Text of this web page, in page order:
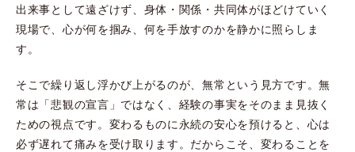
出来事として遠ざけず、身体・関係・共同体がほどけていく
現場で、心が何を掴み、何を手放すのかを静かに照らしま
す。
そこで繰り返し浮かび上がるのが、無常という見方です。無
常は「悲観の宣言」ではなく、経験の事実をそのまま見抜く
ための視点です。変わるものに永続の安心を預けると、心は
必ず遅れて痛みを受け取ります。だからこそ、変わることを